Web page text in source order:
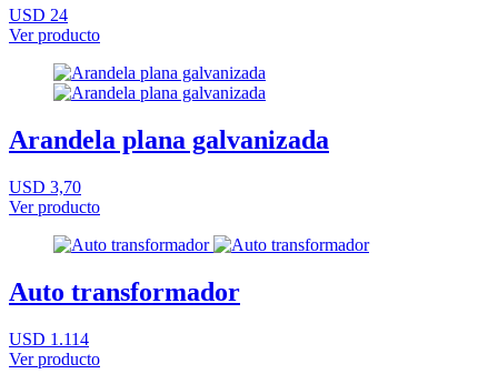
USD 24
Ver producto
Arandela plana galvanizada
USD 3,70
Ver producto
Auto transformador
USD 1.114
Ver producto